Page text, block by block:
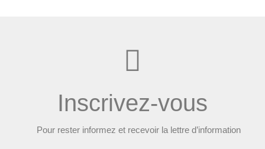
Inscrivez-vous
Pour rester informez et recevoir la lettre d’information